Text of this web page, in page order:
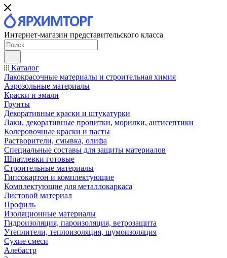
Интернет-магазин представительского класса
Каталог
Лакокрасочные материалы и строительная химия
Аэрозольные материалы
Краски и эмали
Грунты
Декоративные краски и штукатурки
Лаки, декоративные пропитки, морилки, антисептики
Колеровочные краски и пасты
Растворители, смывка, олифа
Специальные составы для защиты материалов
Шпатлевки готовые
Строительные материалы
Гипсокартон и комплектующие
Комплектующие для металлокаркаса
Листовой материал
Профиль
Изоляционные материалы
Гидроизоляция, пароизоляция, ветрозащита
Утеплители, теплоизоляция, шумоизоляция
Сухие смеси
Алебастр